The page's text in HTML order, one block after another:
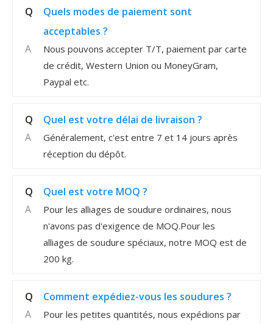
Q
Quels modes de paiement sont
acceptables ?
A
Nous pouvons accepter T/T, paiement par carte
de crédit, Western Union ou MoneyGram,
Paypal etc.
Q
Quel est votre délai de livraison ?
A
Généralement, c'est entre 7 et 14 jours après
réception du dépôt.
Q
Quel est votre MOQ ?
A
Pour les alliages de soudure ordinaires, nous
n'avons pas d'exigence de MOQ.Pour les
alliages de soudure spéciaux, notre MOQ est de
200 kg.
Q
Comment expédiez-vous les soudures ?
A
Pour les petites quantités, nous expédions par